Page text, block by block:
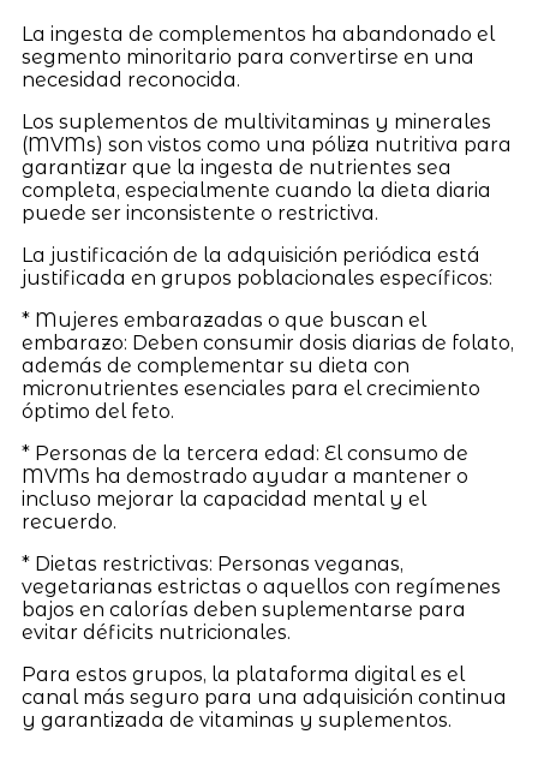
La ingesta de complementos ha abandonado el
segmento minoritario para convertirse en una
necesidad reconocida.
Los suplementos de multivitaminas y minerales
(MVMs) son vistos como una póliza nutritiva para
garantizar que la ingesta de nutrientes sea
completa, especialmente cuando la dieta diaria
puede ser inconsistente o restrictiva.
La justificación de la adquisición periódica está
justificada en grupos poblacionales específicos:
* Mujeres embarazadas o que buscan el
embarazo: Deben consumir dosis diarias de folato,
además de complementar su dieta con
micronutrientes esenciales para el crecimiento
óptimo del feto.
* Personas de la tercera edad: El consumo de
MVMs ha demostrado ayudar a mantener o
incluso mejorar la capacidad mental y el
recuerdo.
* Dietas restrictivas: Personas veganas,
vegetarianas estrictas o aquellos con regímenes
bajos en calorías deben suplementarse para
evitar déficits nutricionales.
Para estos grupos, la plataforma digital es el
canal más seguro para una adquisición continua
y garantizada de vitaminas y suplementos.